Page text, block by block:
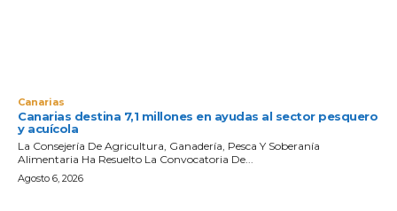
Canarias
Canarias destina 7,1 millones en ayudas al sector pesquero
y acuícola
La Consejería De Agricultura, Ganadería, Pesca Y Soberanía
Alimentaria Ha Resuelto La Convocatoria De...
Agosto 6, 2026